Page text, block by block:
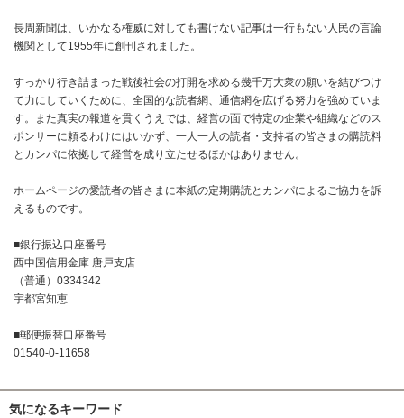
長周新聞は、いかなる権威に対しても書けない記事は一行もない人民の言論
機関として1955年に創刊されました。
すっかり行き詰まった戦後社会の打開を求める幾千万大衆の願いを結びつけ
て力にしていくために、全国的な読者網、通信網を広げる努力を強めていま
す。また真実の報道を貫くうえでは、経営の面で特定の企業や組織などのス
ポンサーに頼るわけにはいかず、一人一人の読者・支持者の皆さまの購読料
とカンパに依拠して経営を成り立たせるほかはありません。
ホームページの愛読者の皆さまに本紙の定期購読とカンパによるご協力を訴
えるものです。
■銀行振込口座番号
西中国信用金庫 唐戸支店
（普通）0334342
宇都宮知恵
■郵便振替口座番号
01540-0-11658
気になるキーワード